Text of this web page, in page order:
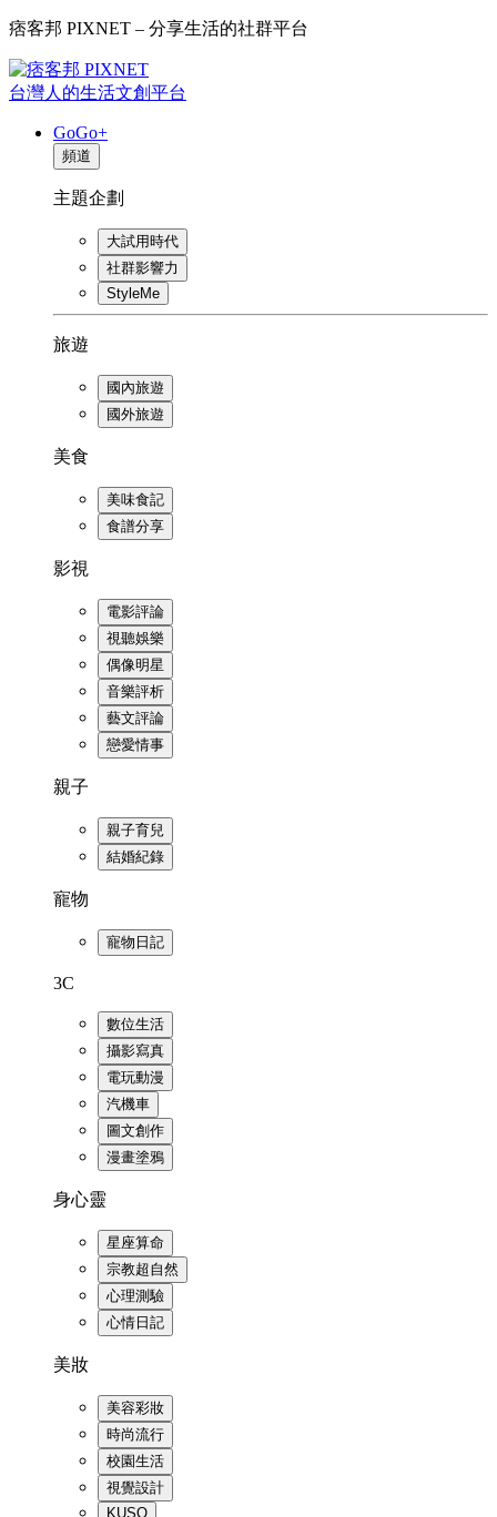
痞客邦 PIXNET – 分享生活的社群平台
台灣人的生活文創平台
GoGo+
頻道
主題企劃
大試用時代
社群影響力
StyleMe
旅遊
國內旅遊
國外旅遊
美食
美味食記
食譜分享
影視
電影評論
視聽娛樂
偶像明星
音樂評析
藝文評論
戀愛情事
親子
親子育兒
結婚紀錄
寵物
寵物日記
3C
數位生活
攝影寫真
電玩動漫
汽機車
圖文創作
漫畫塗鴉
身心靈
星座算命
宗教超自然
心理測驗
心情日記
美妝
美容彩妝
時尚流行
校園生活
視覺設計
KUSO